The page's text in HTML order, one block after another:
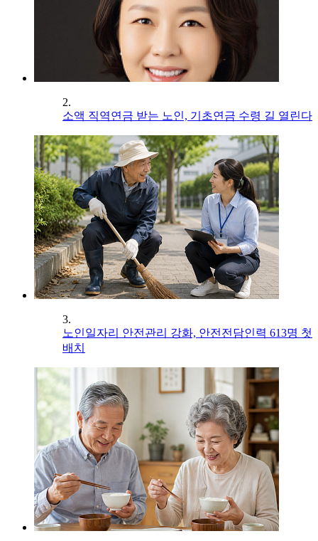
2.
소액 직역연금 받는 노인, 기초연금 수령 길 열린다
3.
노인일자리 안전관리 강화, 안전전담인력 613명 첫
배치